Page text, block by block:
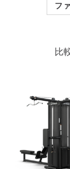
フ
比